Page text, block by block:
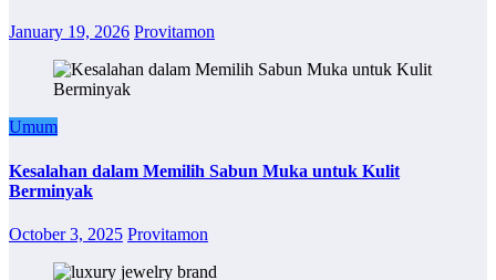
January 19, 2026 Provitamon
Umum
Kesalahan dalam Memilih Sabun Muka untuk Kulit
Berminyak
October 3, 2025 Provitamon